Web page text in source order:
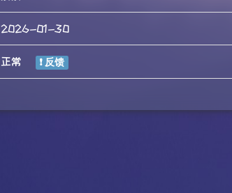
2026-01-30
正常